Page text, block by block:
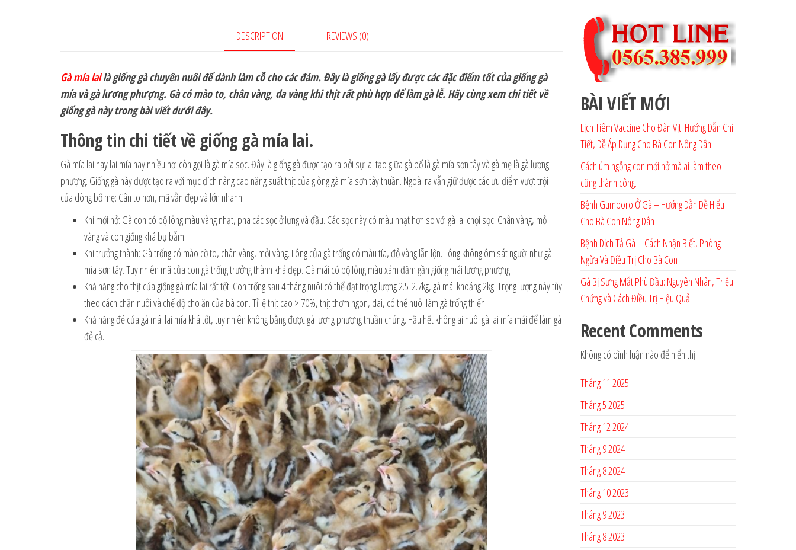
DESCRIPTION REVIEWS (0)
Gà mía lailà giống gà chuyên nuôi để dành làm cỗ cho các đám. Đây là giống gà lấy được các đặc điểm tốt của giống gà
mía và gà lương phượng. Gà có mào to, chân vàng, da vàng khi thịt rất phù hợp để làm gà lễ. Hãy cùng xem chi tiết về
giống gà này trong bài viết dưới đây.
Thông tin chi tiết về giống gà mía lai.
Gà mía lai hay lai mía hay nhiều nơi còn gọi là gà mía sọc. Đây là giống gà được tạo ra bởi sự lai tạo giữa gà bố là gà mía sơn tây và gà mẹ là gà lương
phượng. Giống gà này được tạo ra với mục đích nâng cao năng suất thịt của giòng gà mía sơn tây thuần. Ngoài ra vẫn giữ được các ưu điểm vượt trội
của dòng bố mẹ: Cân to hơn, mã vẫn đẹp và lớn nhanh.
Khi mới nở: Gà con có bộ lông màu vàng nhạt, pha các sọc ở lưng và đầu. Các sọc này có màu nhạt hơn so với gà lai chọi sọc. Chân vàng, mỏ
vàng và con giống khá bụ bẫm.
Khi trưởng thành: Gà trống có mào cờ to, chân vàng, mỏi vàng. Lông của gà trống có màu tía, đỏ vàng lẫn lộn. Lông không ôm sát người như gà
mía sơn tây. Tuy nhiên mã của con gà trống trưởng thành khá đẹp. Gà mái có bộ lông màu xám đậm gần giống mái lương phượng.
Khả năng cho thịt của giống gà mía lai rất tốt. Con trống sau 4 tháng nuôi có thể đạt trọng lượng 2.5-2.7kg, gà mái khoảng 2kg. Trọng lượng này tùy
theo cách chăn nuôi và chế độ cho ăn của bà con. Tỉ lệ thịt cao > 70%, thịt thơm ngon, dai, có thể nuôi làm gà trống thiến.
Khả năng đẻ của gà mái lai mía khá tốt, tuy nhiên không bằng được gà lương phượng thuần chủng. Hầu hết không ai nuôi gà lai mía mái để làm gà
đẻ cả.
BÀI VIẾT MỚI
Lịch Tiêm Vaccine Cho Đàn Vịt: Hướng Dẫn Chi
Tiết, Dễ Áp Dụng Cho Bà Con Nông Dân
Cách úm ngỗng con mới nở mà ai làm theo
cũng thành công.
Bệnh Gumboro Ở Gà – Hướng Dẫn Dễ Hiểu
Cho Bà Con Nông Dân
Bệnh Dịch Tả Gà – Cách Nhận Biết, Phòng
Ngừa Và Điều Trị Cho Bà Con
Gà Bị Sưng Mắt Phù Đầu: Nguyên Nhân, Triệu
Chứng và Cách Điều Trị Hiệu Quả
Recent Comments
Không có bình luận nào để hiển thị.
Tháng 11 2025
Tháng 5 2025
Tháng 12 2024
Tháng 9 2024
Tháng 8 2024
Tháng 10 2023
Tháng 9 2023
Tháng 8 2023